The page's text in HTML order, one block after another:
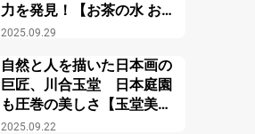
2025.09.29
力を発見！【お茶の水 おり
がみ会館】
2025.09.22
自然と人を描いた日本画の
巨匠、川合玉堂 日本庭園
も圧巻の美しさ【玉堂美術
館】